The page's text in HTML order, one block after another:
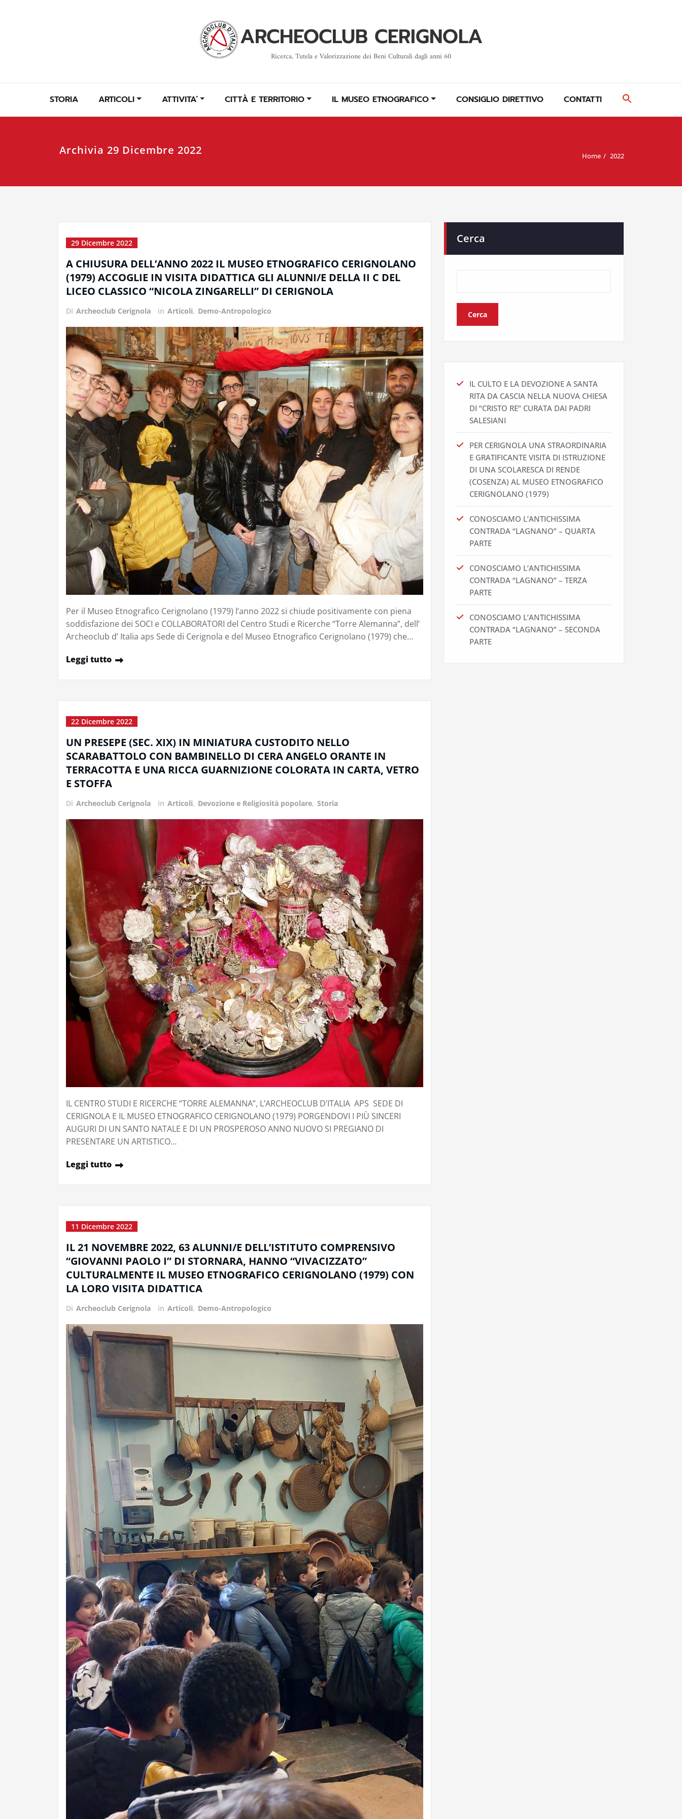
ARCHEOCLUB CERIGNOLA
Ricerca, Tutela e Valorizzazione dei Beni Culturali dagli anni 60
STORIA ARTICOLI ATTIVITA’ CITTÀ E TERRITORIO IL MUSEO ETNOGRAFICO CONSIGLIO DIRETTIVO CONTATTI
Archivia 29 Dicembre 2022 Home 2022
29 Dicembre 2022
A CHIUSURA DELL’ANNO 2022 IL MUSEO ETNOGRAFICO CERIGNOLANO
(1979) ACCOGLIE IN VISITA DIDATTICA GLI ALUNNI/E DELLA II C DEL
LICEO CLASSICO “NICOLA ZINGARELLI” DI CERIGNOLA
Di Archeoclub Cerignola in Articoli, Demo-Antropologico
Per il Museo Etnografico Cerignolano (1979) l’anno 2022 si chiude positivamente con piena
soddisfazione dei SOCI e COLLABORATORI del Centro Studi e Ricerche “Torre Alemanna”, dell’
Archeoclub d’ Italia aps Sede di Cerignola e del Museo Etnografico Cerignolano (1979) che…
Leggi tutto
22 Dicembre 2022
UN PRESEPE (SEC. XIX) IN MINIATURA CUSTODITO NELLO
SCARABATTOLO CON BAMBINELLO DI CERA ANGELO ORANTE IN
TERRACOTTA E UNA RICCA GUARNIZIONE COLORATA IN CARTA, VETRO
E STOFFA
Di Archeoclub Cerignola in Articoli, Devozione e Religiosità popolare, Storia
IL CENTRO STUDI E RICERCHE “TORRE ALEMANNA”, L’ARCHEOCLUB D’ITALIA APS SEDE DI
CERIGNOLA E IL MUSEO ETNOGRAFICO CERIGNOLANO (1979) PORGENDOVI I PIÙ SINCERI
AUGURI DI UN SANTO NATALE E DI UN PROSPEROSO ANNO NUOVO SI PREGIANO DI
PRESENTARE UN ARTISTICO…
Leggi tutto
11 Dicembre 2022
IL 21 NOVEMBRE 2022, 63 ALUNNI/E DELL’ISTITUTO COMPRENSIVO
“GIOVANNI PAOLO I” DI STORNARA, HANNO “VIVACIZZATO”
CULTURALMENTE IL MUSEO ETNOGRAFICO CERIGNOLANO (1979) CON
LA LORO VISITA DIDATTICA
Di Archeoclub Cerignola in Articoli, Demo-Antropologico
Cerca
Cerca
IL CULTO E LA DEVOZIONE A SANTA
RITA DA CASCIA NELLA NUOVA CHIESA
DI “CRISTO RE” CURATA DAI PADRI
SALESIANI
PER CERIGNOLA UNA STRAORDINARIA
E GRATIFICANTE VISITA DI ISTRUZIONE
DI UNA SCOLARESCA DI RENDE
(COSENZA) AL MUSEO ETNOGRAFICO
CERIGNOLANO (1979)
CONOSCIAMO L’ANTICHISSIMA
CONTRADA “LAGNANO” – QUARTA
PARTE
CONOSCIAMO L’ANTICHISSIMA
CONTRADA “LAGNANO” – TERZA
PARTE
CONOSCIAMO L’ANTICHISSIMA
CONTRADA “LAGNANO” – SECONDA
PARTE